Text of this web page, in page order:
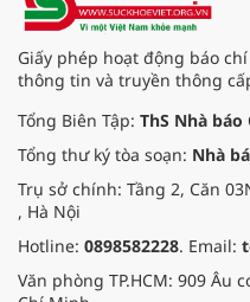
Giấy phép hoạt động báo
thông tin và truyền thông
Tổng Biên Tập: ThS Nhà
Tổng thư ký tòa soạn: Nhà
Trụ sở chính: Tầng 2, Căn
, Hà Nội
Hotline: 0898582228. Email:
Văn phòng TP.HCM: 909 Âu